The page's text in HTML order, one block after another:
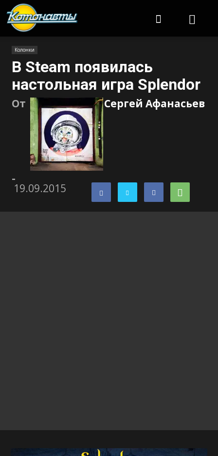
Колонки
В Steam появилась
настольная игра Splendor
От Сергей Афанасьев
-
19.09.2015